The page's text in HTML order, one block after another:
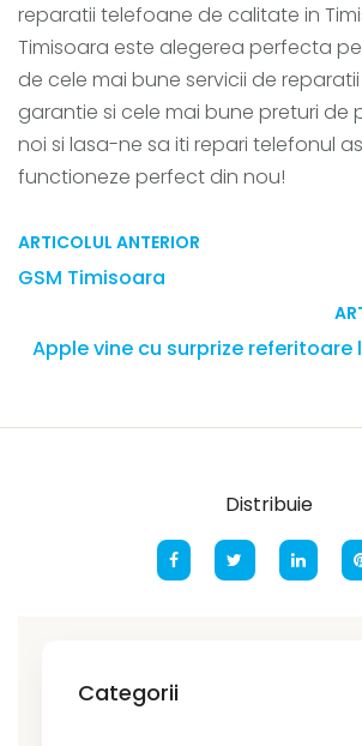
reparatii telefoane de calitate in
Timisoara este alegerea perfecta
de cele mai bune servicii de
garantie si cele mai bune preturi de
noi si lasa-ne sa iti repari telefonul
functioneze perfect din nou!
ARTICOLUL ANTERIOR
GSM Timisoara
Apple vine cu surprize referitoare
Distribuie
Categorii